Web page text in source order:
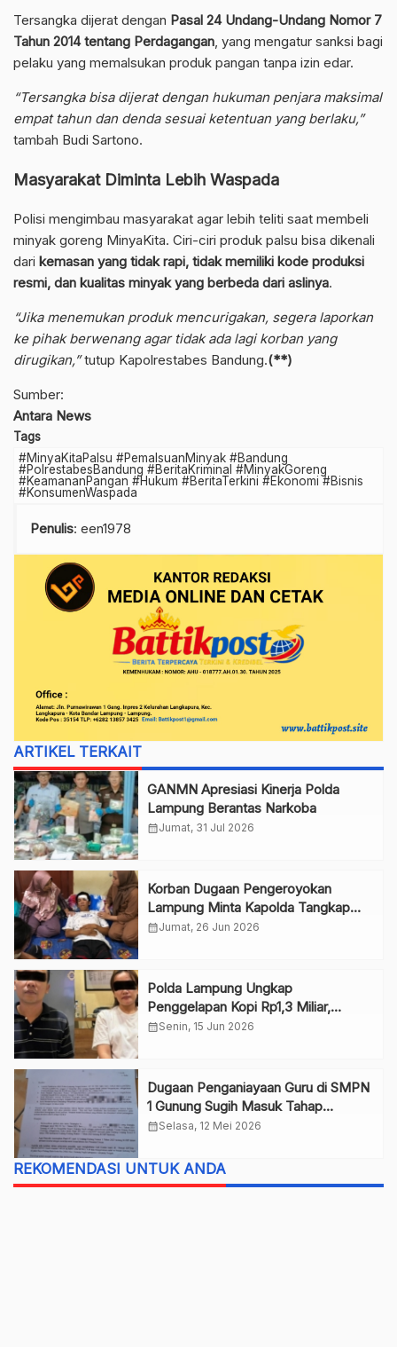
Tersangka dijerat dengan Pasal 24 Undang-Undang Nomor 7
Tahun 2014 tentang Perdagangan , yang mengatur sanksi bagi
pelaku yang memalsukan produk pangan tanpa izin edar.
“Tersangka bisa dijerat dengan hukuman penjara maksimal
empat tahun dan denda sesuai ketentuan yang berlaku,”
tambah Budi Sartono.
Masyarakat Diminta Lebih Waspada
Polisi mengimbau masyarakat agar lebih teliti saat membeli
minyak goreng MinyaKita. Ciri-ciri produk palsu bisa dikenali
dari kemasan yang tidak rapi, tidak memiliki kode produksi
resmi, dan kualitas minyak yang berbeda dari aslinya.
“Jika menemukan produk mencurigakan, segera laporkan
ke pihak berwenang agar tidak ada lagi korban yang
dirugikan,”tutup Kapolrestabes Bandung.(**)
Sumber:
Antara News
Tags
#MinyaKitaPalsu #PemalsuanMinyak #Bandung
#PolrestabesBandung #BeritaKriminal #MinyakGoreng
#KeamananPangan #Hukum #BeritaTerkini #Ekonomi #Bisnis
#KonsumenWaspada
Penulis: een1978
ARTIKEL TERKAIT
GANMN Apresiasi Kinerja Polda
Lampung Berantas Narkoba
calendar_monthJumat, 31 Jul 2026
Korban Dugaan Pengeroyokan
Lampung Minta Kapolda Tangkap
Pelaku
calendar_monthJumat, 26 Jun 2026
Polda Lampung Ungkap
Penggelapan Kopi Rp1,3 Miliar,
Pasutri Ditangkap
calendar_monthSenin, 15 Jun 2026
Dugaan Penganiayaan Guru di SMPN
1 Gunung Sugih Masuk Tahap
Pelimpahan ke Kejaksaan
calendar_monthSelasa, 12 Mei 2026
REKOMENDASI UNTUK ANDA